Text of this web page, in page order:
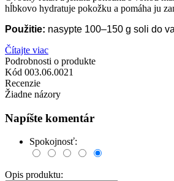
hĺbkovo hydratuje pokožku a pomáha ju
Použitie: nasypte 100–150 g soli do
Čítajte viac
Podrobnosti o produkte
Kód 003.06.0021
Recenzie
Žiadne názory
Napíšte komentár
Spokojnosť:
Opis produktu: